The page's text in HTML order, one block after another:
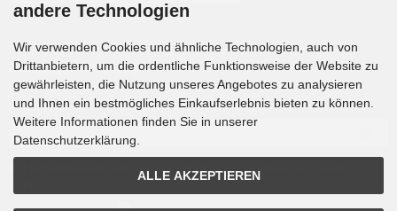
Newsletter-Anmeldung
E-Mail-Adresse:
Der Newsletter kann jederzeit hier oder in Ihrem Kundenkonto abbestellt
andere Technologien
Wir verwenden Cookies und ähnliche Technologien, auch von
Drittanbietern, um die ordentliche Funktionsweise der Website zu
gewährleisten, die Nutzung unseres Angebotes zu analysieren
und Ihnen ein bestmögliches Einkaufserlebnis bieten zu können.
Weitere Informationen finden Sie in unserer
Datenschutzerklärung.
ALLE AKZEPTIEREN